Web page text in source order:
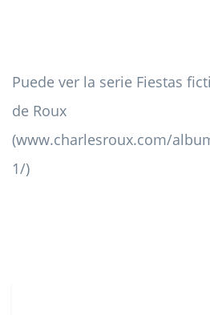
Puede ver la serie Fiestas
de Roux
(www.charlesroux.com/
1/)